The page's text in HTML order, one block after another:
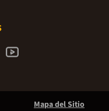
Mapa del Sitio